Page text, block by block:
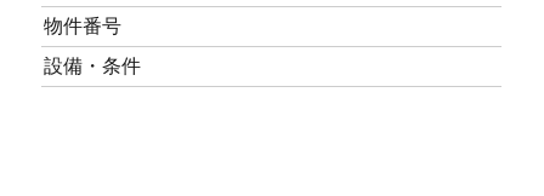
物件番号
設備・条件